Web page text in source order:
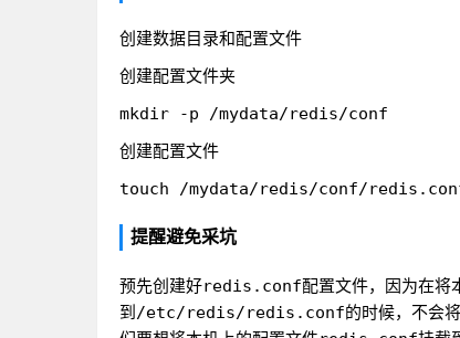
创建数据目录和配置文件
创建配置文件夹
创建配置文件
提醒避免采坑
预先创建好redis.conf配置文件，因为在将
到 /etc/redis/redis.conf的时候，不会